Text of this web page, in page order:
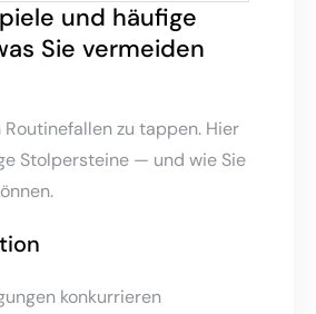
und häufige
Sie vermeiden
zu tappen. Hier
Stolpersteine — und wie Sie
konkurrieren